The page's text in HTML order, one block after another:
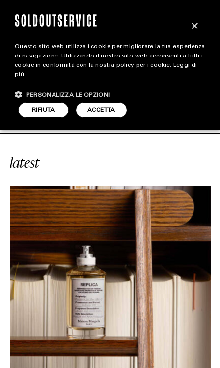
magazine
STYLE
FOOTWEAR
SORCINELLI
latest
×
Questo sito web utilizza i cookie per migliorare la tua esperienza
di navigazione. Utilizzando il nostro sito web acconsenti a tutti i
cookie in conformità con la nostra policy per i cookie. Leggi di
più
ACCETTA
RIFIUTA
PERSONALIZZA LE OPZIONI